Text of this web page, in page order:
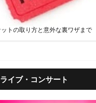
ットの取り方と意外な裏ワザまで
イブ・コンサート